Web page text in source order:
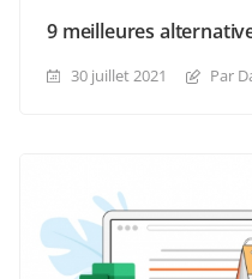
9 meilleures
30 juillet 2021 Par